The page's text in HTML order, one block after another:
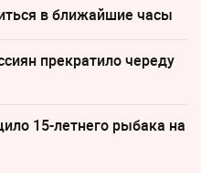
в ближайшие часы
прекратило череду
15-летнего рыбака на